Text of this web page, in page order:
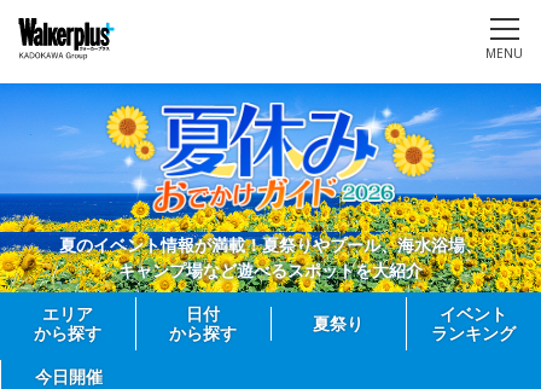
MENU
夏のイベント情報が満載！夏祭りやプール、海水浴場、
キャンプ場など遊べるスポットを大紹介
エリア
から探す
日付
から探す
夏祭り
イベント
ランキング
今日開催